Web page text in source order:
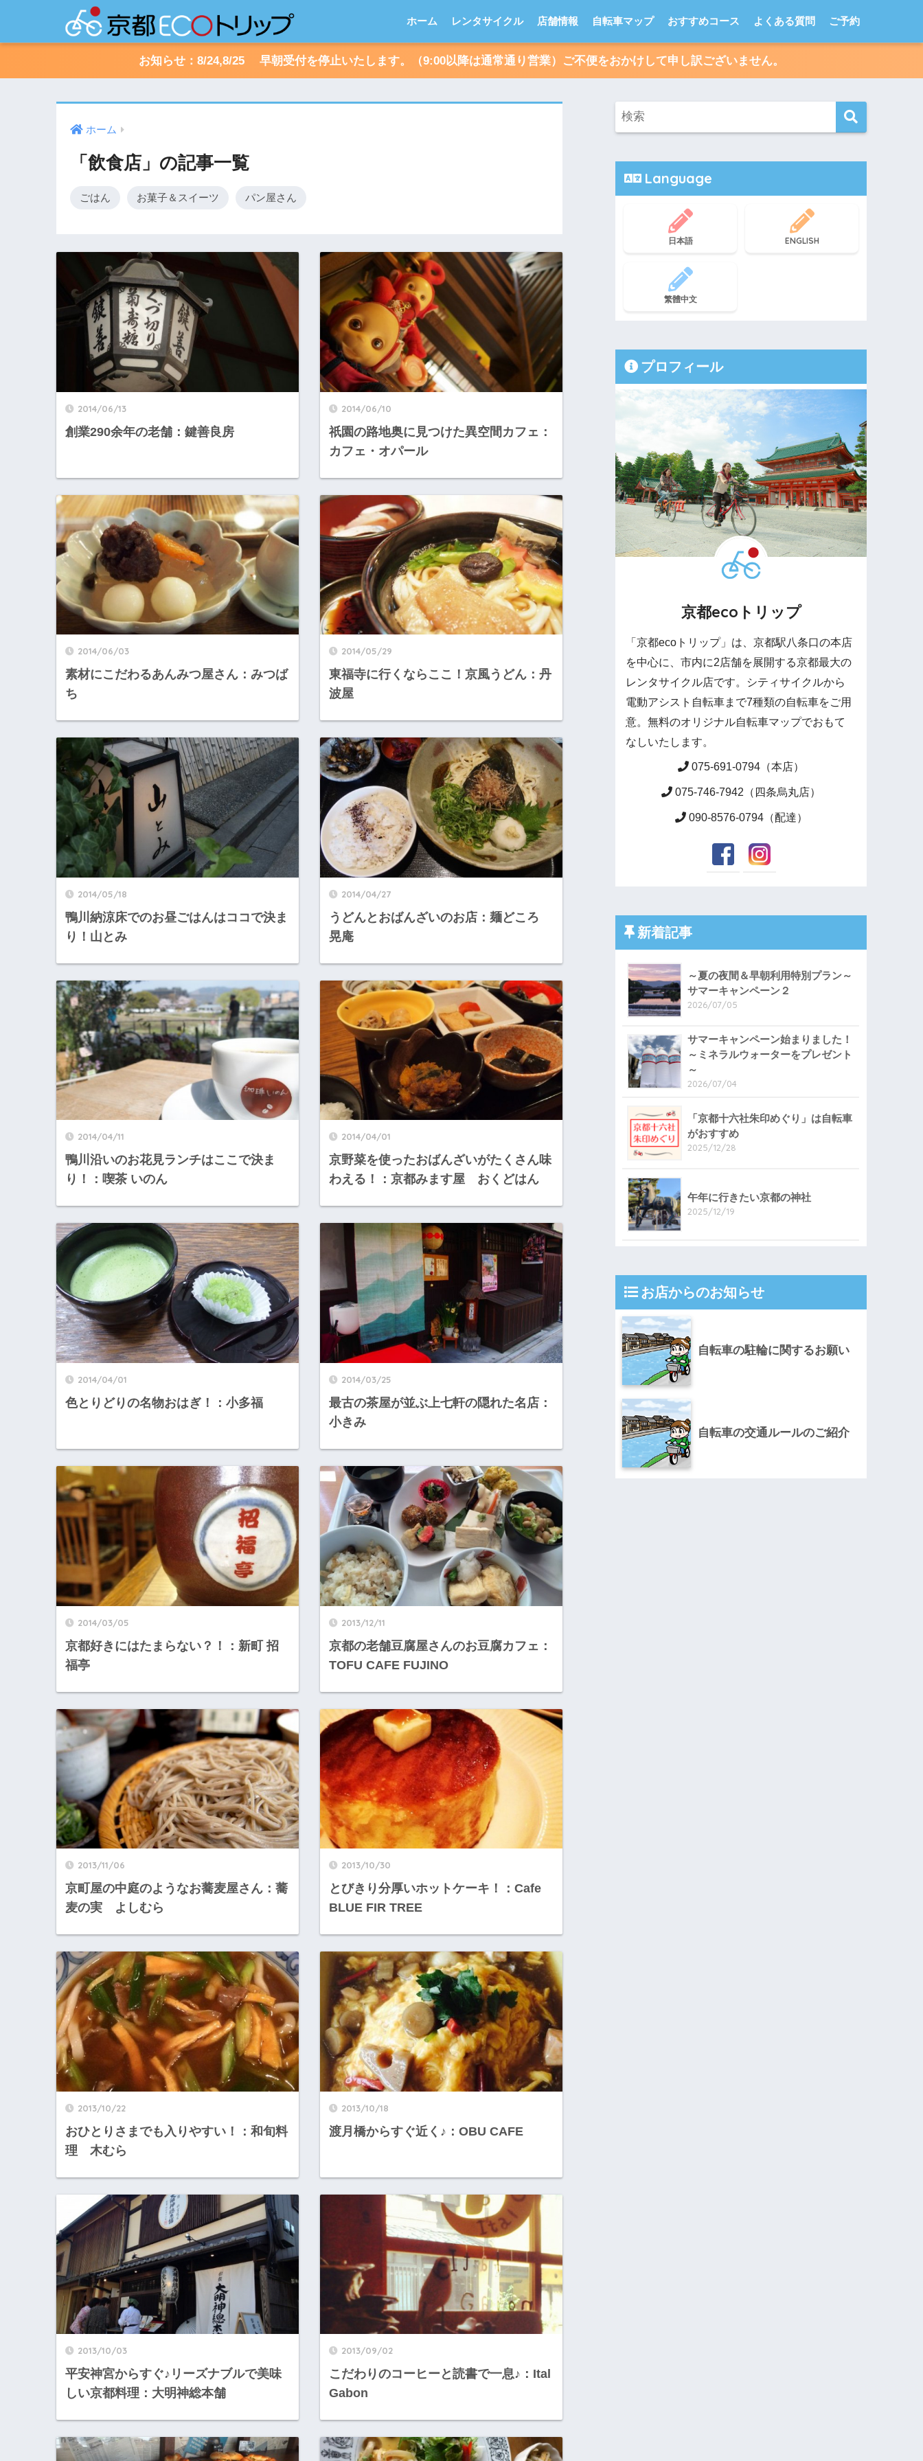
ホーム レンタサイクル 店舗情報 自転車マップ おすすめコース よくある質問 ご予約
お知らせ：8/24,8/25 早朝受付を停止いたします。（9:00以降は通常通り営業）ご不便をおかけして申し訳ございません。
ホーム
「飲食店」の記事一覧
ごはん お菓子＆スイーツ パン屋さん
2014/06/13
創業290余年の老舗：鍵善良房
2014/06/10
祇園の路地奥に見つけた異空間カフェ：
カフェ・オパール
2014/06/03
素材にこだわるあんみつ屋さん：みつば
ち
2014/05/29
東福寺に行くならここ！京風うどん：丹
波屋
2014/05/18
鴨川納涼床でのお昼ごはんはココで決ま
り！山とみ
2014/04/27
うどんとおばんざいのお店：麺どころ
晃庵
2014/04/11
鴨川沿いのお花見ランチはここで決ま
り！：喫茶 いのん
2014/04/01
京野菜を使ったおばんざいがたくさん味
わえる！：京都みます屋 おくどはん
2014/04/01
色とりどりの名物おはぎ！：小多福
2014/03/25
最古の茶屋が並ぶ上七軒の隠れた名店：
小きみ
2014/03/05
京都好きにはたまらない？！：新町 招
福亭
2013/12/11
京都の老舗豆腐屋さんのお豆腐カフェ：
TOFU CAFE FUJINO
2013/11/06
京町屋の中庭のようなお蕎麦屋さん：蕎
麦の実 よしむら
2013/10/30
とびきり分厚いホットケーキ！：Cafe
BLUE FIR TREE
2013/10/22
おひとりさまでも入りやすい！：和旬料
理 木むら
2013/10/18
渡月橋からすぐ近く♪：OBU CAFE
2013/10/03
平安神宮からすぐ♪リーズナブルで美味
しい京都料理：大明神総本舗
2013/09/02
こだわりのコーヒーと読書で一息♪：Ital
Gabon
Language
日本語 ENGLISH
繁體中文
プロフィール
京都ecoトリップ
「京都ecoトリップ」は、京都駅八条口の本店
を中心に、市内に2店舗を展開する京都最大の
レンタサイクル店です。シティサイクルから
電動アシスト自転車まで7種類の自転車をご用
意。無料のオリジナル自転車マップでおもて
なしいたします。
075-691-0794（本店）
075-746-7942（四条烏丸店）
090-8576-0794（配達）
新着記事
～夏の夜間＆早朝利用特別プラン～
サマーキャンペーン２
2026/07/05
サマーキャンペーン始まりました！
～ミネラルウォーターをプレゼント
～
2026/07/04
「京都十六社朱印めぐり」は自転車
がおすすめ
2025/12/28
午年に行きたい京都の神社
2025/12/19
お店からのお知らせ
自転車の駐輪に関するお願い
自転車の交通ルールのご紹介